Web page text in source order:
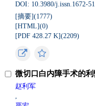
DOI: 10.3980/j.issn.1672-
[摘要](1777)
[HTML](0)
[PDF 428.27 K](2209)
微切口白内障手术的利
赵利军
,